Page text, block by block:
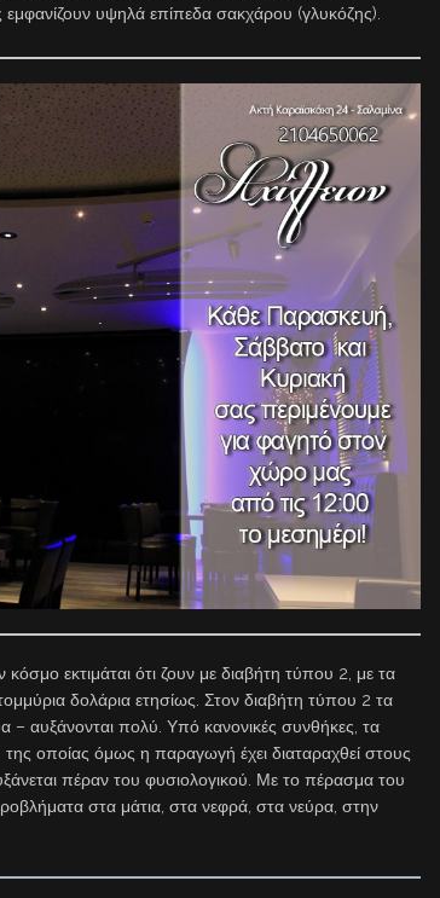
εμφανίζουν υψηλά επίπεδα σακχάρου (γλυκόζης).
εκτιμάται ότι ζουν με διαβήτη τύπου 2, με τα
δολάρια ετησίως. Στον διαβήτη τύπου 2 τα
– αυξάνονται πολύ. Υπό κανονικές συνθήκες, τα
οποίας όμως η παραγωγή έχει διαταραχθεί στους
πέραν του φυσιολογικού. Με το πέρασμα του
στα μάτια, στα νεφρά, στα νεύρα, στην